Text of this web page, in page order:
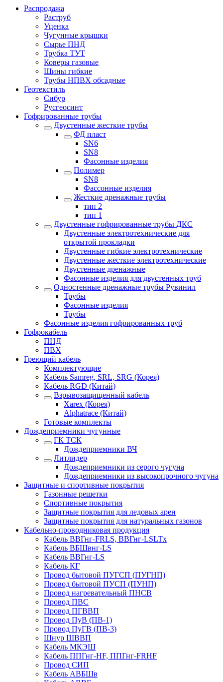
Распродажа
Раструб
Уценка
Чугунные крышки
Сырье ПНД
Трубка ТУТ
Коверы газовые
Шины гибкие
Трубы НПВХ обсадные
Геотекстиль
Сибур
Русгеосинт
Гофрированные трубы
Двустенные жесткие трубы
ФД пласт
SN6
SN8
Фасонные изделия
Полимер
SN8
Фассонные изделия
Жесткие дренажные трубы
тип 2
тип 1
Двустенные гофрированные трубы ДКС
Двустенные электротехнические для
открытой прокладки
Двустенные гибкие электротехнические
Двустенные жесткие электротехнические
Двустенные дренажные
Фасонные изделия для двустенных труб
Одностенные дренажные трубы Рувинил
Трубы
Фасонные изделия
Трубы
Фасонные изделия гофрированных труб
Гофрокабель
ПНД
ПВХ
Греющий кабель
Комплектующие
Кабель Samreg, SRL, SRG (Корея)
Кабель RGD (Китай)
Взрывозащищенный кабель
Xarex (Корея)
Alphatrace (Китай)
Готовые комплекты
Дождеприемники чугунные
ГК ТСК
Дождеприемники ВЧ
Литлидер
Дождеприемники из серого чугуна
Дождеприемники из высокопрочного чугуна
Защитные и спортивные покрытия
Газонные решетки
Спортивные покрытия
Защитные покрытия для ледовых арен
Защитные покрытия для натуральных газонов
Кабельно-проводниковая продукция
Кабель ВВГнг-FRLS, ВВГнг-LSLTx
Кабель ВБШвнг-LS
Кабель ВВГнг-LS
Кабель КГ
Провод бытовой ПУГСП (ПУГНП)
Провод бытовой ПУСП (ПУНП)
Провод нагревательный ПНСВ
Провод ПВС
Провод ПГВВП
Провод ПуВ (ПВ-1)
Провод ПуГВ (ПВ-3)
Шнур ШВВП
Кабель МКЭШ
Кабель ППГнг-HF, ППГнг-FRHF
Провод СИП
Кабель АВБШв